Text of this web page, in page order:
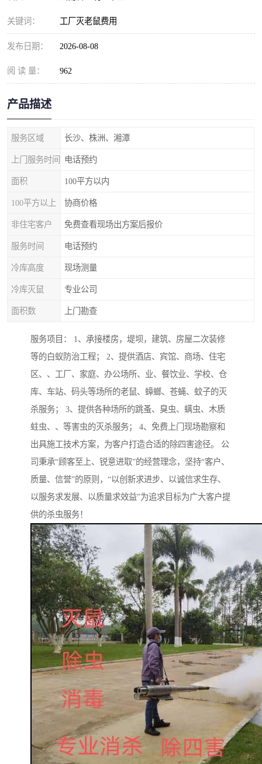
关键词： 工厂灭老鼠费用
发布日期： 2026-08-08
阅 读 量： 962
产品描述
服务区域 长沙、株洲、湘潭
上门服务时间 电话预约
面积 100平方以内
100平方以上 协商价格
非住宅客户 免费查看现场出方案后报价
服务时间 电话预约
冷库高度 现场测量
冷库灭鼠 专业公司
面积数 上门勘查
服务项目： 1、承接楼房，堤坝，建筑、房屋二次装修
等的白蚁防治工程； 2、提供酒店、宾馆、商场、住宅
区、、工厂、家庭、办公场所、业、餐饮业、学校、仓
库、车站、码头等场所的老鼠、蟑螂、苍蝇、蚊子的灭
杀服务； 3、提供各种场所的跳蚤、臭虫、螨虫、木质
蛀虫、、等害虫的灭杀服务； 4、免费上门现场勘察和
出具施工技术方案，为客户打造合适的除四害途径。 公
司秉承“顾客至上、锐意进取”的经营理念，坚持“客户、
质量、信誉”的原则，“以创新求进步、以诚信求生存、
以服务求发展、以质量求效益”为追求目标为广大客户提
供的杀虫服务！